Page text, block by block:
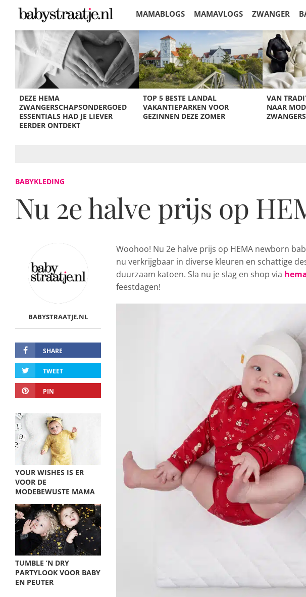
MAMABLOGS MAMAVLOGS ZWANGER
KORTINGEN
DEZE HEMA
ZWANGERSCHAPSONDERGOED
ESSENTIALS HAD JE LIEVER
EERDER ONTDEKT
TOP 5 BESTE LANDAL
VAKANTIEPARKEN VOOR
GEZINNEN DEZE ZOMER
VAN
NAAR
BABYKLEDING
Nu 2e halve prijs op
BABYSTRAATJE.NL
SHARE
TWEET
PIN
YOUR WISHES IS ER
VOOR DE
MODEBEWUSTE MAMA
TUMBLE ’N DRY
PARTYLOOK VOOR BABY
EN PEUTER
Woohoo! Nu 2e halve prijs op HEMA newborn
nu verkrijgbaar in diverse kleuren en schattige
duurzaam katoen. Sla nu je slag en shop via
feestdagen!